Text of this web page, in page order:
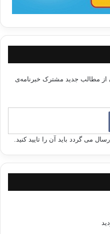
از مطالب جدید مشترک خبرنامه‌ی
می گردد باید آن را تایید کنید.